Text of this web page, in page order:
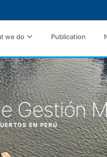
we do Publication
Gestión
EN PERÚ